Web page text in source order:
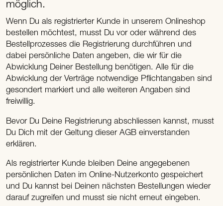
möglich.
Wenn Du als registrierter Kunde in unserem Onlineshop
bestellen möchtest, musst Du vor oder während des
Bestellprozesses die Registrierung durchführen und
dabei persönliche Daten angeben, die wir für die
Abwicklung Deiner Bestellung benötigen. Alle für die
Abwicklung der Verträge notwendige Pflichtangaben sind
gesondert markiert und alle weiteren Angaben sind
freiwillig.
Bevor Du Deine Registrierung abschliessen kannst, musst
Du Dich mit der Geltung dieser AGB einverstanden
erklären.
Als registrierter Kunde bleiben Deine angegebenen
persönlichen Daten im Online-Nutzerkonto gespeichert
und Du kannst bei Deinen nächsten Bestellungen wieder
darauf zugreifen und musst sie nicht erneut eingeben.